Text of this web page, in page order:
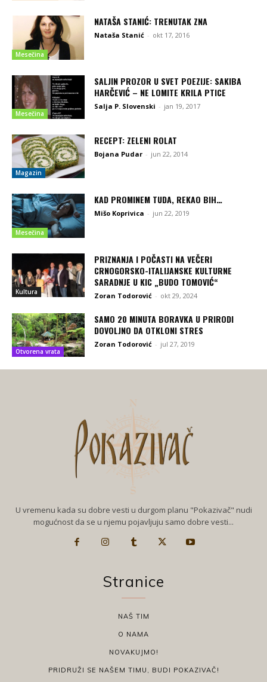
Mesečina
NATAŠA STANIĆ: TRENUTAK ZNA
Nataša Stanić - okt 17, 2016
Mesečina
SALJIN PROZOR U SVET POEZIJE: SAKIBA
HARČEVIĆ – NE LOMITE KRILA PTICE
Salja P. Slovenski - jan 19, 2017
Magazin
RECEPT: ZELENI ROLAT
Bojana Pudar - jun 22, 2014
Mesečina
KAD PROMINEM TUDA, REKAO BIH…
Mišo Koprivica - jun 22, 2019
Kultura
PRIZNANJA I POČASTI NA VEČERI
CRNOGORSKO-ITALIJANSKE KULTURNE
SARADNJE U KIC „BUDO TOMOVIĆ“
Zoran Todorović - okt 29, 2024
Otvorena vrata
SAMO 20 MINUTA BORAVKA U PRIRODI
DOVOLJNO DA OTKLONI STRES
Zoran Todorović - jul 27, 2019
U vremenu kada su dobre vesti u durgom planu "Pokazivač" nudi
mogućnost da se u njemu pojavljuju samo dobre vesti...
Stranice
NAŠ TIM
O NAMA
NOVAKUJMO!
PRIDRUŽI SE NAŠEM TIMU, BUDI POKAZIVAČ!